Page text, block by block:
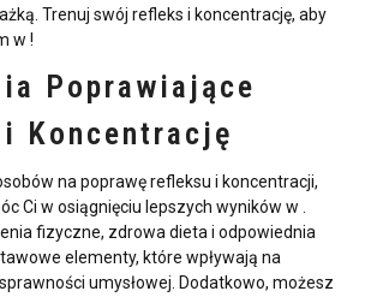
Trenuj swój refleks i koncentrację, aby
w !
Poprawiające
Koncentrację
na poprawę refleksu i koncentracji,
Ci w osiągnięciu lepszych wyników w
fizyczne, zdrowa dieta i odpowiednia
elementy, które wpływają na
umysłowej. Dodatkowo, możesz